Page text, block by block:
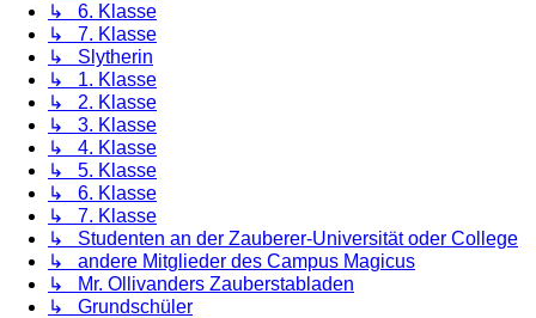
↳ 6. Klasse
↳ 7. Klasse
↳ Slytherin
↳ 1. Klasse
↳ 2. Klasse
↳ 3. Klasse
↳ 4. Klasse
↳ 5. Klasse
↳ 6. Klasse
↳ 7. Klasse
↳ Studenten an der Zauberer-Universität oder College
↳ andere Mitglieder des Campus Magicus
↳ Mr. Ollivanders Zauberstabladen
↳ Grundschüler